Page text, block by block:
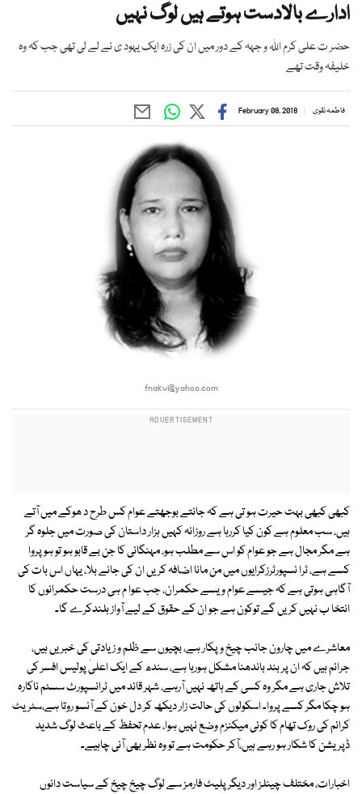
ادارے بالادست ہوتے ہیں لوگ نہیں
حضر ت علی کرم اللہ و جہہ کے دور میں ان کی زرہ ایک یہود ی نے لے لی تھی جب کہ وہ
خلیفہ وقت تھے
فاطمہ نقوی February 08, 2018
fnakvi@yahoo.com
کبھی کبھی بہت حیرت ہو تی ہے کہ جانتے بوجھتے عوام کس طرح د ھوکے میں آتے
ہیں، سب معلوم ہے کون کیا کررہا ہے روزانہ کہیں ہزار داستان کی صورت میں جلوہ گر
ہے مگر مجال ہے جو عوام کو اس سے مطلب ہو، مہنگائی کا جن بے قابو ہو تو ہو پروا
کسے ہے، ٹرا نسپورٹرزکرایوں میں من مانا اضافہ کریں ان کی جانے بلا، یہاں اس بات کی
آگاہی ہوتی ہے کہ جیسے عوام ویسے حکمران، جب عوا م ہی درست حکمرانوں کا
انتخا ب نہیں کریں گے توکون ہے جو ان کے حقوق کے لیے آواز بلندکرے گا۔
معاشرے میں چارون جانب چیخ وپکار ہے، بچیوں سے ظلم و زیادتی کی خبریں ہیں،
جرائم ہیں کہ ان پر بند باندھنا مشکل ہورہا ہے، سندھ کے ایک اعلیٰ پولیس افسر کی
تلاش جاری ہے مگر وہ کسی کے ہاتھ نہیں آرہے، شہر قائد میں ٹرانسپورٹ سسٹم ناکارہ
ہو چکا مگر کسے پروا۔ اسکولوں کی حالت زار دیکھ کر دل خون کے آنسو روتا ہے،سٹریٹ
کرائم کی روک تھام کا کوئی میکنزم وضع نہیں ہوا، عدم تحفظ کے باعث لوگ شدید
ڈپریشن کا شکار ہو رہے ہیں،آکر حکومت ہے تو وہ نظر بھی آنی چاہیے۔
اخبارات، مختلف چینلز اور دیگر پلیٹ فارمز سے لوگ چیخ چیخ کے سیاست دانوں